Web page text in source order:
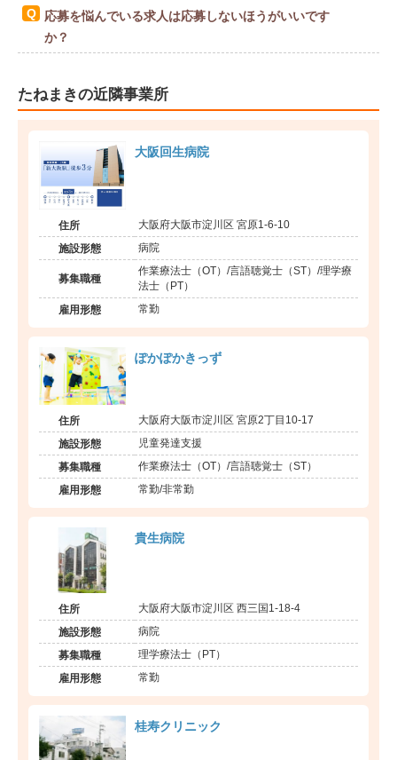
応募を悩んでいる求人は応募しないほうがいいです
か？
たねまきの近隣事業所
大阪回生病院
住所 大阪府大阪市淀川区 宮原1-6-10
施設形態 病院
募集職種
作業療法士（OT）/言語聴覚士（ST）/理学療
法士（PT）
雇用形態 常勤
ぽかぽかきっず
住所 大阪府大阪市淀川区 宮原2丁目10-17
施設形態 児童発達支援
募集職種 作業療法士（OT）/言語聴覚士（ST）
雇用形態 常勤/非常勤
貴生病院
住所 大阪府大阪市淀川区 西三国1-18-4
施設形態 病院
募集職種 理学療法士（PT）
雇用形態 常勤
桂寿クリニック